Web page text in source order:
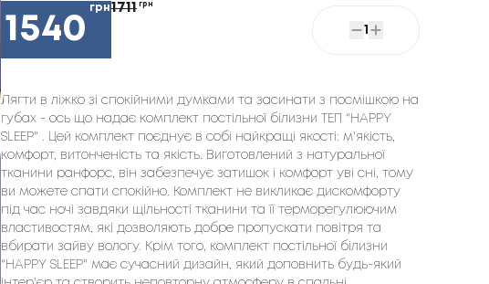
1540
грн1711 грн
1
Лягти в ліжко зі спокійними думками та засинати з посмішкою на
губах - ось що надає комплект постільної білизни ТЕП "HAPPY
SLEEP" . Цей комплект поєднує в собі найкращі якості: м'якість,
комфорт, витонченість та якість. Виготовлений з натуральної
тканини ранфорс, він забезпечує затишок і комфорт уві сні, тому
ви можете спати спокійно. Комплект не викликає дискомфорту
під час ночі завдяки щільності тканини та її терморегулюючим
властивостям, які дозволяють добре пропускати повітря та
вбирати зайву вологу. Крім того, комплект постільної білизни
"HAPPY SLEEP" має сучасний дизайн, який доповнить будь-який